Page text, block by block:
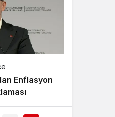
seçin.
seçin.
Enflasyon